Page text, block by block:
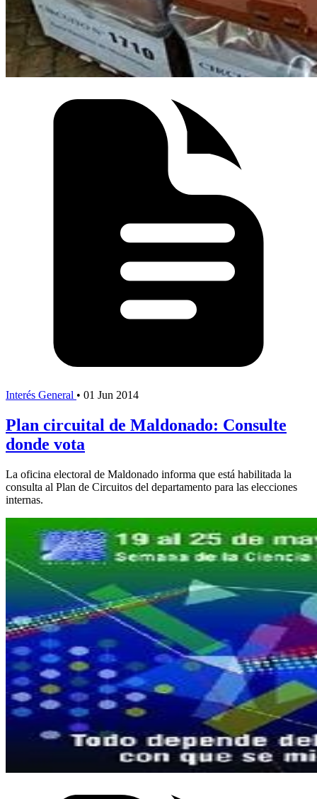
Interés General • 01 Jun 2014
Plan circuital de Maldonado: Consulte
donde vota
La oficina electoral de Maldonado informa que está habilitada la
consulta al Plan de Circuitos del departamento para las elecciones
internas.